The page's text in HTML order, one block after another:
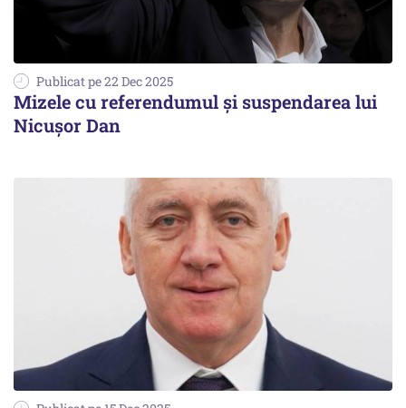
Publicat pe 22 Dec 2025
Mizele cu referendumul și suspendarea lui
Nicușor Dan